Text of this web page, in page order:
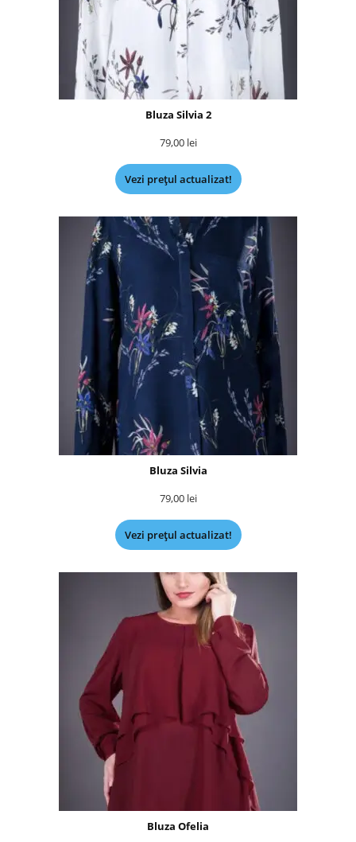
Bluza Silvia 2
79,00 lei
Vezi prețul actualizat!
Bluza Silvia
79,00 lei
Vezi prețul actualizat!
Bluza Ofelia